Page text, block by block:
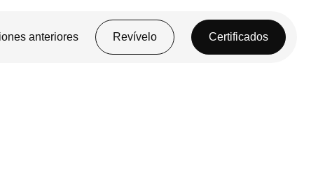
anteriores Revívelo Certificados